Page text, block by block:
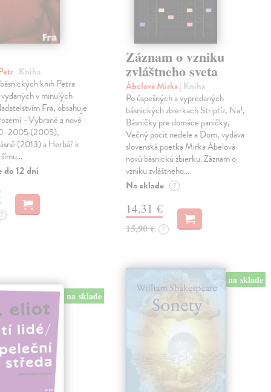
| Kniha
knih Petra
v minulých
Fra, obsahuje
–Vybrané a nové
(2005),
(2013) a Herbář k
do 12 dní
?
Záznam o vzniku
zvláštneho sveta
Ábelová Mirka| Kniha
Po úspešných a vypredaných
básnických zbierkach Striptíz, Na!,
Básničky pre domáce paničky,
Večný pocit nedele a Dom, vydáva
slovenská poetka Mirka Ábelová
novú básnickú zbierku. Záznam o
vzniku zvláštneho…
Na sklade ?
14,31 €
15,90 € ?
na sklade
na sklade